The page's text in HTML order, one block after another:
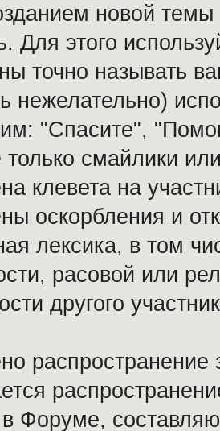
новой
Для этого
точно называть
нежелательно)
"Спасите",
смайлики
клевета на
оскорбления и
лексика, в том
расовой или
другого
Форуме,